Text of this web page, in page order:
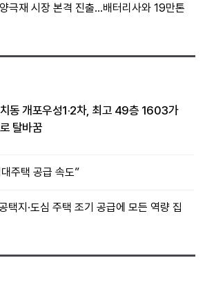
극재 시장 본격 진출…배터리사와 19만톤
동 개포우성1·2차, 최고 49층 1603가
탈바꿈
주택 공급 속도”
택지·도심 주택 조기 공급에 모든 역량 집